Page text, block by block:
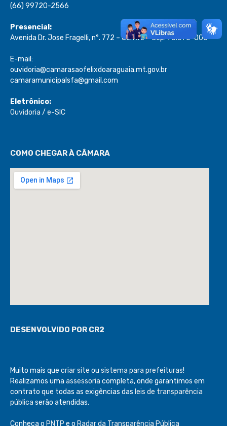
(66) 99720-2566
Presencial:
Avenida Dr. Jose Fragelli, n°. 772 – Centro – Cep: 78.670-000
E-mail:
ouvidoria@camarasaofelixdoaraguaia.mt.gov.br
camaramunicipalsfa@gmail.com
Eletrônico:
Ouvidoria / e-SIC
COMO CHEGAR À CÂMARA
DESENVOLVIDO POR CR2
Muito mais que criar site ou sistema para prefeituras!
Realizamos uma assessoria completa, onde garantimos em
contrato que todas as exigências das leis de transparência
pública serão atendidas.
Conheça o PNTP e o Radar da Transparência Pública